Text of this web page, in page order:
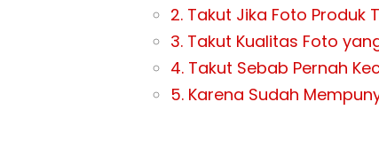
2. Takut Jika Foto Produk
3. Takut Kualitas Foto
4. Takut Sebab Pernah
5. Karena Sudah